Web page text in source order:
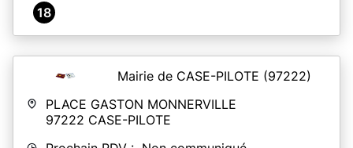
18
Mairie de CASE-PILOTE (97222)
PLACE GASTON MONNERVILLE
97222 CASE-PILOTE